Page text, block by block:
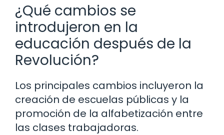
¿Qué cambios se
introdujeron en la
educación después de la
Revolución?
Los principales cambios incluyeron la
creación de escuelas públicas y la
promoción de la alfabetización entre
las clases trabajadoras.